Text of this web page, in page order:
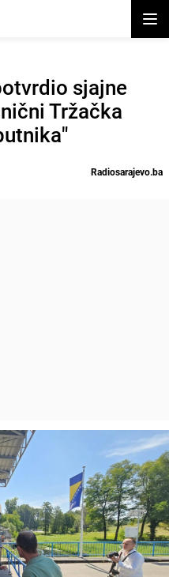
sjajne
Tržačka
Radiosarajevo.ba